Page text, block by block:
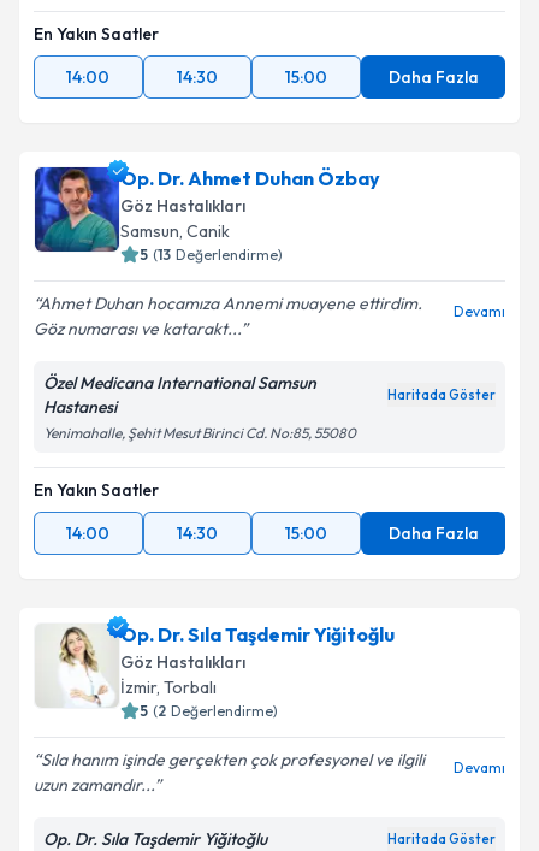
En Yakın Saatler
14:00
14:30 15:00 Daha Fazla
Op. Dr. Ahmet Duhan Özbay
Göz Hastalıkları
Samsun, Canik
5 (13 Değerlendirme)
Ahmet Duhan hocamıza Annemi muayene ettirdim.
Göz numarası ve katarakt...
Devamı
Özel Medicana International Samsun
Hastanesi
Haritada Göster
Yenimahalle, Şehit Mesut Birinci Cd. No:85, 55080
En Yakın Saatler
14:00
14:30 15:00 Daha Fazla
Op. Dr. Sıla Taşdemir Yiğitoğlu
Göz Hastalıkları
İzmir, Torbalı
5 (2 Değerlendirme)
Sıla hanım işinde gerçekten çok profesyonel ve ilgili
uzun zamandır...
Devamı
Op. Dr. Sıla Taşdemir Yiğitoğlu Haritada Göster